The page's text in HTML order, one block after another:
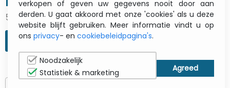
50 gevonden resultaten
ZOEKOPDRACHT VERFIJNEN
verkopen of geven uw gegevens nooit door aan
derden. U gaat akkoord met onze 'cookies' als u deze
website blijft gebruiken. Meer informatie vindt u op
ons privacy- en cookiebeleidpagina's.
Noodzakelijk
Statistiek & marketing